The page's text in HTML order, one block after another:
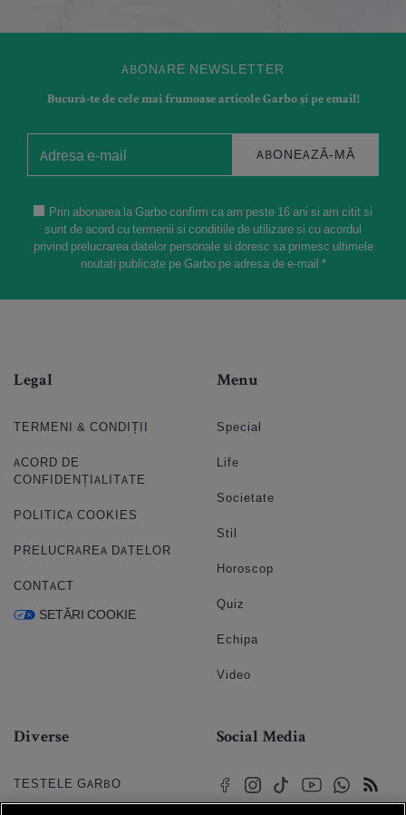
ABONARE NEWSLETTER
Bucură-te de cele mai frumoase articole Garbo și pe email!
ABONEAZĂ-MĂ
Prin abonarea la Garbo confirm ca am peste 16 ani si am citit si
sunt de acord cu termenii si conditiile de utilizare si cu acordul
privind prelucrarea datelor personale si doresc sa primesc ultimele
noutati publicate pe Garbo pe adresa de e-mail *
Legal
TERMENI & CONDIȚII
ACORD DE
CONFIDENȚIALITATE
POLITICA COOKIES
PRELUCRAREA DATELOR
CONTACT
SETĂRI COOKIE
Menu
Special
Life
Societate
Stil
Horoscop
Quiz
Echipa
Video
Diverse
TESTELE GARBO
Social Media